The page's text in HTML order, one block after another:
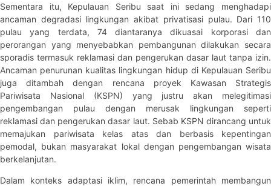
Sementara itu, Kepulauan Seribu saat ini sedang menghadapi
ancaman degradasi lingkungan akibat privatisasi pulau. Dari 110
pulau yang terdata, 74 diantaranya dikuasai korporasi dan
perorangan yang menyebabkan pembangunan dilakukan secara
sporadis termasuk reklamasi dan pengerukan dasar laut tanpa izin.
Ancaman penurunan kualitas lingkungan hidup di Kepulauan Seribu
juga ditambah dengan rencana proyek Kawasan Strategis
Pariwisata Nasional (KSPN) yang justru akan melegitimasi
pengembangan pulau dengan merusak lingkungan seperti
reklamasi dan pengerukan dasar laut. Sebab KSPN dirancang untuk
memajukan pariwisata kelas atas dan berbasis kepentingan
pemodal, bukan masyarakat lokal dengan pengembangan wisata
berkelanjutan.
Dalam konteks adaptasi iklim, rencana pemerintah membangun